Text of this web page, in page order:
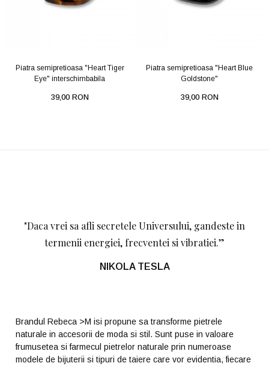
Piatra semipretioasa "Heart Tiger
Eye" interschimbabila
39,00 RON
Piatra semipretioasa "Heart Blue
Goldstone"
39,00 RON
"Daca vrei sa afli secretele Universului, gandeste in
termenii energiei, frecventei si vibratiei.”
NIKOLA TESLA
Brandul Rebeca >M isi propune sa transforme pietrele
naturale in accesorii de moda si stil. Sunt puse in valoare
frumusetea si farmecul pietrelor naturale prin numeroase
modele de bijuterii si tipuri de taiere care vor evidentia, fiecare